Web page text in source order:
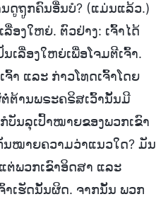
ດູຖູກຄົນອື່ນບໍ? (ແມ່ນແລ້ວ.)
ອງໃຫຍ່. ຕົວຢ່າງ: ເຈົ້າໄດ້
ເລື່ອງໃຫຍ່ເພື່ອໂຈມຕີເຈົ້າ.
າ ແລະ ກ່າວໂທດເຈົ້າໂດຍ
ຕ້ານພຣະຄຣິສເວົ້ານັ້ນມີ
ບັນລຸເປົ້າໝາຍຂອງພວກເຂົາ
ນໝາຍຄວາມວ່າແນວໃດ? ມັນ
ຕ່ພວກເຂົາອິດສາ ແລະ
າເຮັດນັ້ນຜິດ. ຈາກນັ້ນ ພວກ